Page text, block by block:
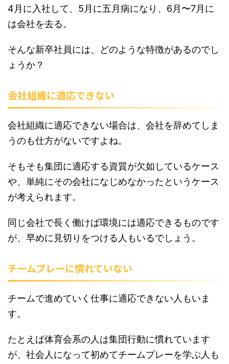
4月に入社して、5月に五月病になり、6月〜7月に
は会社を去る。
そんな新卒社員には、どのような特徴があるのでし
ょうか？
会社組織に適応できない
会社組織に適応できない場合は、会社を辞めてしま
うのも仕方がないですよね。
そもそも集団に適応する資質が欠如しているケース
や、単純にその会社になじめなかったというケース
が考えられます。
同じ会社で長く働けば環境には適応できるものです
が、早めに見切りをつける人もいるでしょう。
チームプレーに慣れていない
チームで進めていく仕事に適応できない人もいま
す。
たとえば体育会系の人は集団行動に慣れています
が、社会人になって初めてチームプレーを学ぶ人も